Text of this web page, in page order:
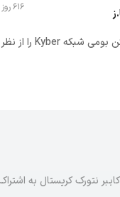
616 روز پیش
در این تحلیل توکن بومی شبکه Kyber را از نظر
نتورک کریستال به